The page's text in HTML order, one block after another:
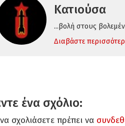
Κατιούσα
...βολή στους
Διαβάστε
ένα σχόλιο:
να σχολιάσετε πρέπει να